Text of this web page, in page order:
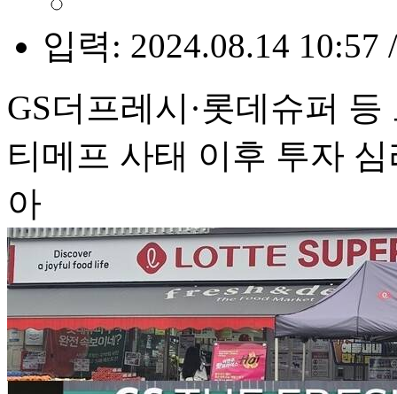
입력: 2024.08.14 10:57
GS더프레시·롯데슈퍼
티메프 사태 이후 투자
아